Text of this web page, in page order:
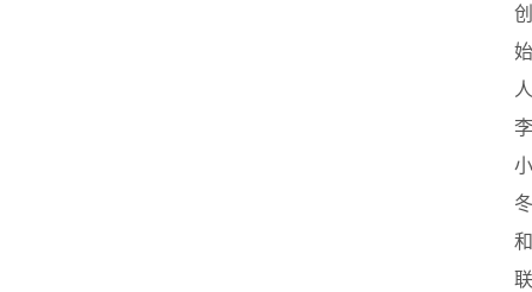
创
始
人
李
小
冬
和
联